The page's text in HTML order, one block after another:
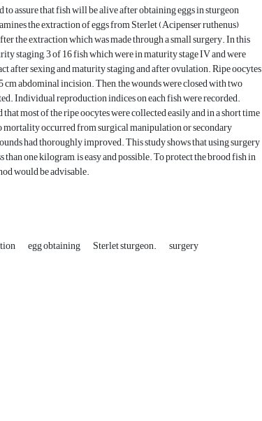
to assure that fish will be alive after obtaining eggs in sturgeon
the extraction of eggs from Sterlet (Acipenser ruthenus)
the extraction which was made through a small surgery. In this
staging, 3 of 16 fish which were in maturity stage IV and were
after sexing and maturity staging and after ovulation. Ripe oocytes
abdominal incision. Then, the wounds were closed with two
Individual reproduction indices on each fish were recorded.
most of the ripe oocytes were collected easily and in a short time
mortality occurred from surgical manipulation or secondary
had thoroughly improved. This study shows that using surgery
one kilogram, is easy and possible. To protect the brood fish in
would be advisable.
egg obtaining Sterlet sturgeon. surgery